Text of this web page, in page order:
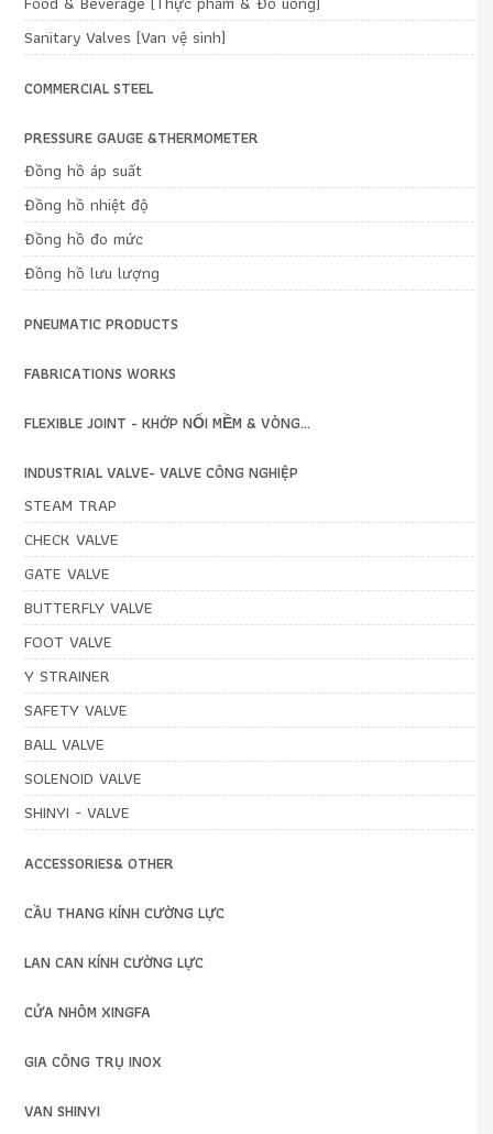
Sanitary Valves (Van vệ sinh)
COMMERCIAL STEEL
PRESSURE GAUGE &THERMOMETER
Đồng hồ áp suất
Đồng hồ nhiệt độ
Đồng hồ đo mức
Đồng hồ lưu lượng
PNEUMATIC PRODUCTS
FABRICATIONS WORKS
FLEXIBLE JOINT - KHỚP NỐI MỀM & VÒNG...
INDUSTRIAL VALVE- VALVE CÔNG NGHIỆP
STEAM TRAP
CHECK VALVE
GATE VALVE
BUTTERFLY VALVE
FOOT VALVE
Y STRAINER
SAFETY VALVE
BALL VALVE
SOLENOID VALVE
SHINYI - VALVE
ACCESSORIES& OTHER
CẦU THANG KÍNH CƯỜNG LỰC
LAN CAN KÍNH CƯỜNG LỰC
CỬA NHÔM XINGFA
GIA CÔNG TRỤ INOX
VAN SHINYI